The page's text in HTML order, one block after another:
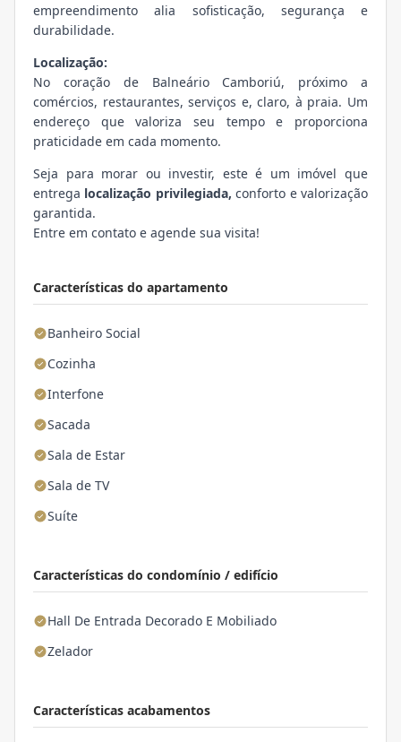
Características do apartamento
Banheiro Social
Cozinha
Interfone
Sacada
Sala de Estar
Sala de TV
Suíte
Características do condomínio / edifício
Hall De Entrada Decorado E Mobiliado
Zelador
Características acabamentos
empreendimento alia sofisticação, segurança e
durabilidade.
Localização:
No coração de Balneário Camboriú, próximo a
comércios, restaurantes, serviços e, claro, à praia. Um
endereço que valoriza seu tempo e proporciona
praticidade em cada momento.
Seja para morar ou investir, este é um imóvel que
entrega localização privilegiada,conforto e valorização
garantida.
Entre em contato e agende sua visita!